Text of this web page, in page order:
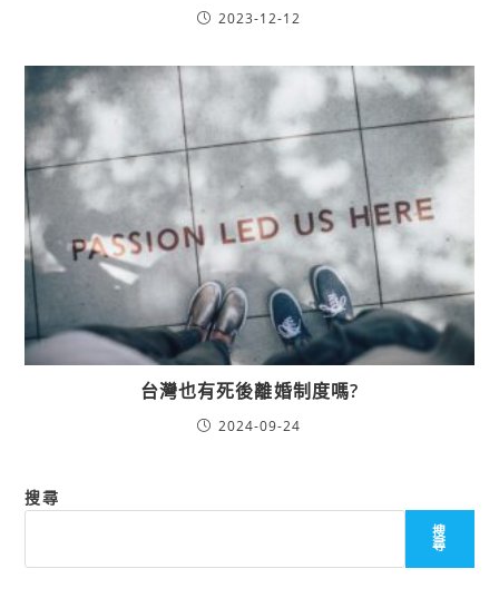
2023-12-12
台灣也有死後離婚制度嗎?
2024-09-24
搜尋
搜
尋